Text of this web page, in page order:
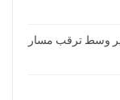
وسط ترقب مسار